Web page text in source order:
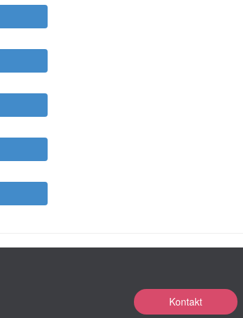
Kontakt